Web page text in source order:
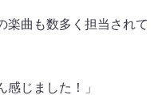
楽曲も数多く担当されて
じました！」